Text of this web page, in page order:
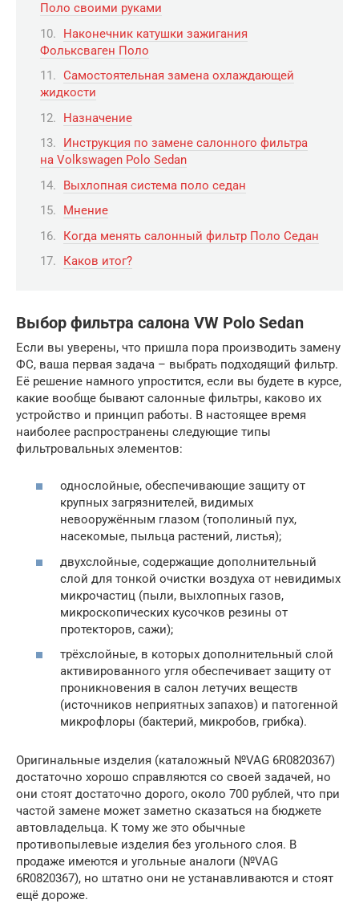
Поло своими руками
Наконечник катушки зажигания
Фольксваген Поло
Самостоятельная замена охлаждающей
жидкости
Назначение
Инструкция по замене салонного фильтра
на Volkswagen Polo Sedan
Выхлопная система поло седан
Мнение
Когда менять салонный фильтр Поло Седан
Каков итог?
Выбор фильтра салона VW Polo Sedan
Если вы уверены, что пришла пора производить замену
ФС, ваша первая задача – выбрать подходящий фильтр.
Её решение намного упростится, если вы будете в курсе,
какие вообще бывают салонные фильтры, каково их
устройство и принцип работы. В настоящее время
наиболее распространены следующие типы
фильтровальных элементов:
однослойные, обеспечивающие защиту от
крупных загрязнителей, видимых
невооружённым глазом (тополиный пух,
насекомые, пыльца растений, листья);
двухслойные, содержащие дополнительный
слой для тонкой очистки воздуха от невидимых
микрочастиц (пыли, выхлопных газов,
микроскопических кусочков резины от
протекторов, сажи);
трёхслойные, в которых дополнительный слой
активированного угля обеспечивает защиту от
проникновения в салон летучих веществ
(источников неприятных запахов) и патогенной
микрофлоры (бактерий, микробов, грибка).
Оригинальные изделия (каталожный №VAG 6R0820367)
достаточно хорошо справляются со своей задачей, но
они стоят достаточно дорого, около 700 рублей, что при
частой замене может заметно сказаться на бюджете
автовладельца. К тому же это обычные
противопылевые изделия без угольного слоя. В
продаже имеются и угольные аналоги (№VAG
6R0820367), но штатно они не устанавливаются и стоят
ещё дороже.